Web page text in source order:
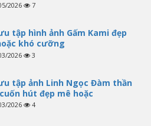
2026 7
tập hình ảnh Gấm Kami đẹp
khó cưỡng
2026 3
tập ảnh Linh Ngọc Đàm thần
hút đẹp mê hoặc
2026 4